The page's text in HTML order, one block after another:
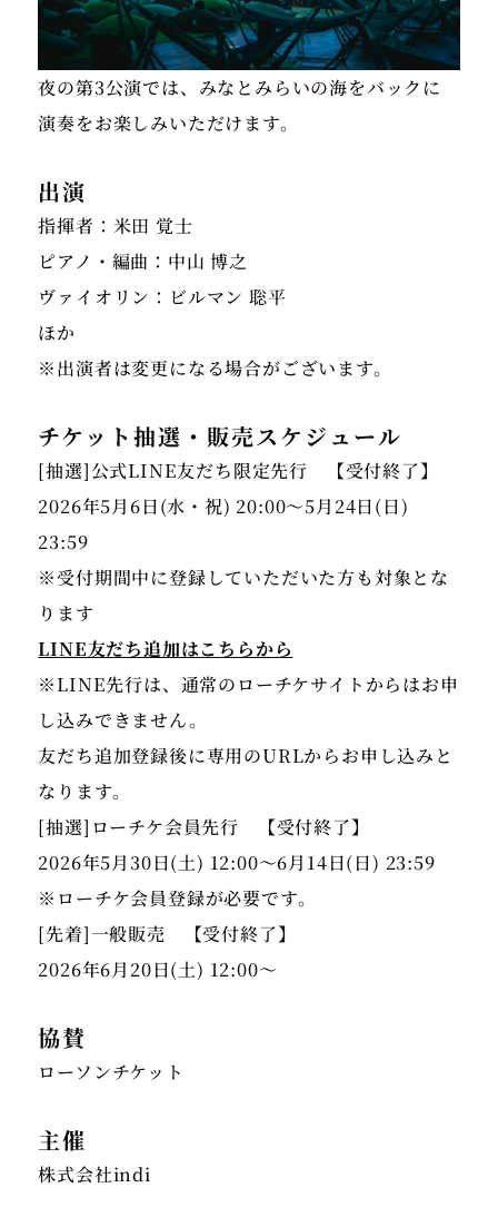
夜の第3公演では、みなとみらいの海をバックに
演奏をお楽しみいただけます。
出演
指揮者：米田 覚士
ピアノ・編曲：中山 博之
ヴァイオリン：ビルマン 聡平
ほか
※出演者は変更になる場合がございます。
チケット抽選・販売スケジュール
[抽選]公式LINE友だち限定先行 【受付終了】
2026年5月6日(水・祝) 20:00～5月24日(日)
23:59
※受付期間中に登録していただいた方も対象とな
LINE友だち追加はこちらから
※LINE先行は、通常のローチケサイトからはお申
し込みできません。
友だち追加登録後に専用のURLからお申し込みと
なります。
[抽選]ローチケ会員先行 【受付終了】
2026年5月30日(土) 12:00～6月14日(日) 23:59
※ローチケ会員登録が必要です。
[先着]一般販売 【受付終了】
2026年6月20日(土) 12:00〜
協賛
ローソンチケット
主催
株式会社indi